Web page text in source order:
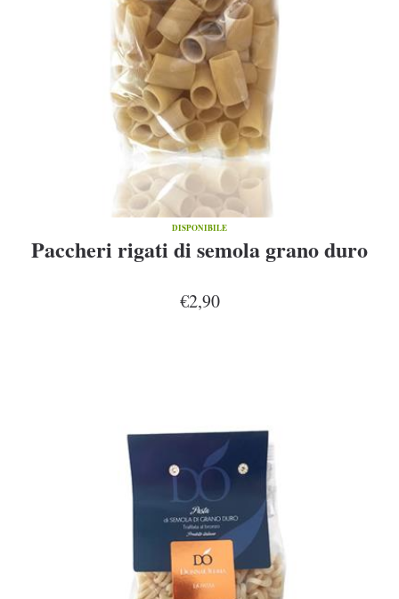
DISPONIBILE
Paccheri rigati di semola grano duro
€2,90